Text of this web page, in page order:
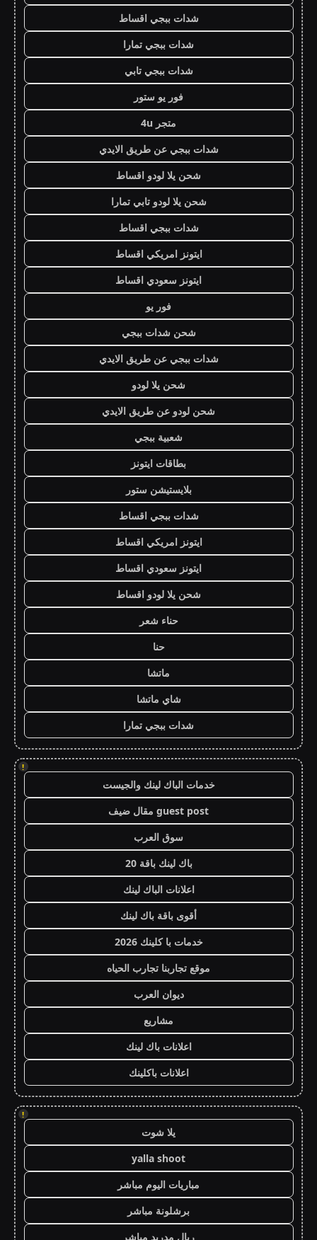
شدات ببجي اقساط
شدات ببجي تمارا
شدات ببجي تابي
فور يو ستور
متجر 4u
شدات ببجي عن طريق الايدي
شحن يلا لودو اقساط
شحن يلا لودو تابي تمارا
شدات ببجي اقساط
ايتونز امريكي اقساط
ايتونز سعودي اقساط
فور يو
شحن شدات ببجي
شدات ببجي عن طريق الايدي
شحن يلا لودو
شحن لودو عن طريق الايدي
شعبية ببجي
بطاقات ايتونز
بلايستيشن ستور
شدات ببجي اقساط
ايتونز امريكي اقساط
ايتونز سعودي اقساط
شحن يلا لودو اقساط
حناء شعر
حنا
ماتشا
شاي ماتشا
شدات ببجي تمارا
!
خدمات الباك لينك والجيست
guest post مقال ضيف
سوق العرب
باك لينك باقة 20
اعلانات الباك لينك
أقوى باقة باك لينك
خدمات با كلينك 2026
موقع تجاربنا تجارب الحياه
ديوان العرب
مشاريع
اعلانات باك لينك
اعلانات باكلينك
!
يلا شوت
yalla shoot
مباريات اليوم مباشر
برشلونة مباشر
ريال مدريد مباشر